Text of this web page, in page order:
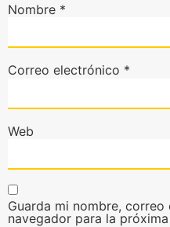
Nombre *
Correo electrónico *
Web
Guarda mi nombre,
navegador para la